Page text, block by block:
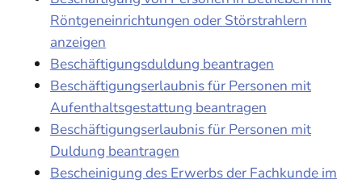
Röntgeneinrichtungen oder Störstrahlern
anzeigen
Beschäftigungsduldung beantragen
Beschäftigungserlaubnis für Personen mit
Aufenthaltsgestattung beantragen
Beschäftigungserlaubnis für Personen mit
Duldung beantragen
Bescheinigung des Erwerbs der Fachkunde im